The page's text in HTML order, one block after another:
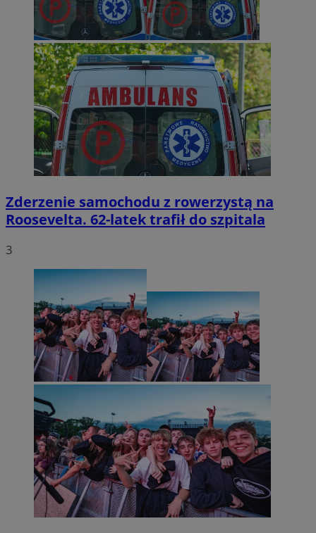
Zderzenie samochodu z rowerzystą na
Roosevelta. 62-latek trafił do szpitala
3